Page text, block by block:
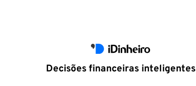
Decisões financeiras inteligentes